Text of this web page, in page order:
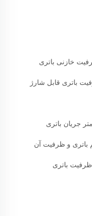
خازنی باتری
باتری قابل شارژ
جریان باتری
باتری و ظرفیت آن
ظرفیت باتری